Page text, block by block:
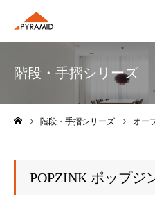
階段・手摺シリーズ
階段・手摺シリーズ オー
POPZINK ポップジ